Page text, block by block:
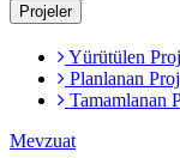
Projeler
Yürütülen
Planlanan
Tamamlanan
Mevzuat